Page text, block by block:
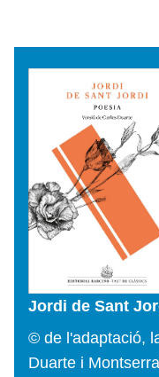
Jordi de Sant
© de l'adaptació,
Duarte i